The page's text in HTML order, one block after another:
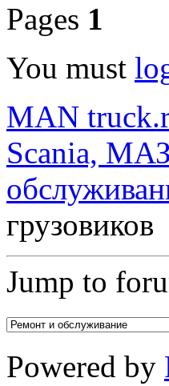
Pages 1
You must
MAN
Scania,
грузовиков
Jump to
Powered by